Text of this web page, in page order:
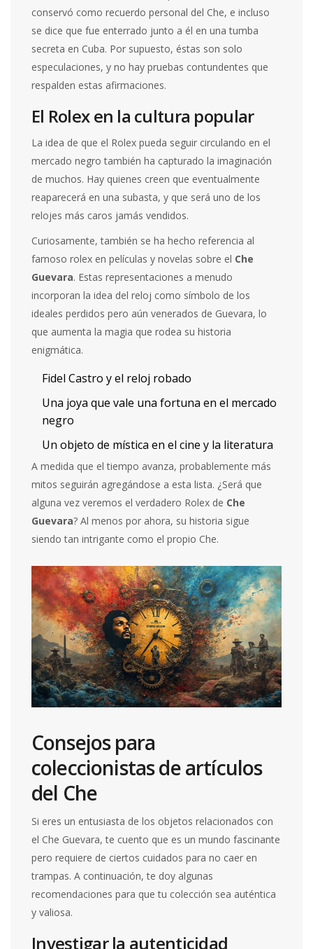
conservó como recuerdo personal del Che, e incluso
se dice que fue enterrado junto a él en una tumba
secreta en Cuba. Por supuesto, éstas son solo
especulaciones, y no hay pruebas contundentes que
respalden estas afirmaciones.
El Rolex en la cultura popular
La idea de que el Rolex pueda seguir circulando en el
mercado negro también ha capturado la imaginación
de muchos. Hay quienes creen que eventualmente
reaparecerá en una subasta, y que será uno de los
relojes más caros jamás vendidos.
Curiosamente, también se ha hecho referencia al
famoso rolex en películas y novelas sobre el Che
Guevara. Estas representaciones a menudo
incorporan la idea del reloj como símbolo de los
ideales perdidos pero aún venerados de Guevara, lo
que aumenta la magia que rodea su historia
enigmática.
Fidel Castro y el reloj robado
Una joya que vale una fortuna en el mercado
negro
Un objeto de mística en el cine y la literatura
A medida que el tiempo avanza, probablemente más
mitos seguirán agregándose a esta lista. ¿Será que
alguna vez veremos el verdadero Rolex de Che
Guevara? Al menos por ahora, su historia sigue
siendo tan intrigante como el propio Che.
Consejos para
coleccionistas de artículos
del Che
Si eres un entusiasta de los objetos relacionados con
el Che Guevara, te cuento que es un mundo fascinante
pero requiere de ciertos cuidados para no caer en
trampas. A continuación, te doy algunas
recomendaciones para que tu colección sea auténtica
y valiosa.
Investigar la autenticidad